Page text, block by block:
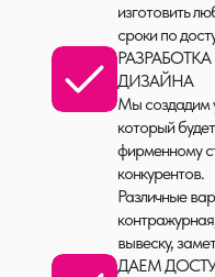
изготовить
сроки по
ДИЗАЙНА
Мы создадим
который
фирменному
конкурентов.
Различные
вывеску,
ДАЕМ